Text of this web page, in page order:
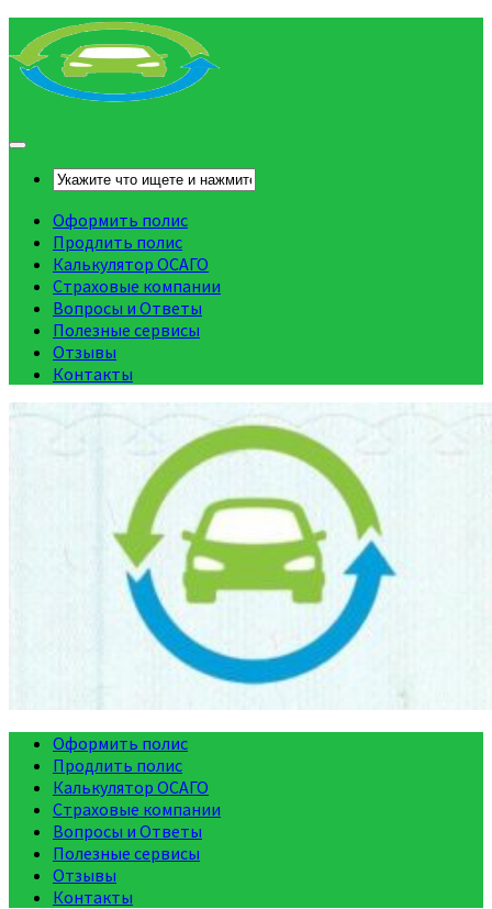
Оформить полис
Продлить полис
Калькулятор ОСАГО
Страховые компании
Вопросы и Ответы
Полезные сервисы
Отзывы
Контакты
Оформить полис
Продлить полис
Калькулятор ОСАГО
Страховые компании
Вопросы и Ответы
Полезные сервисы
Отзывы
Контакты